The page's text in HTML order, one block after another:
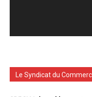
Le Syndicat du